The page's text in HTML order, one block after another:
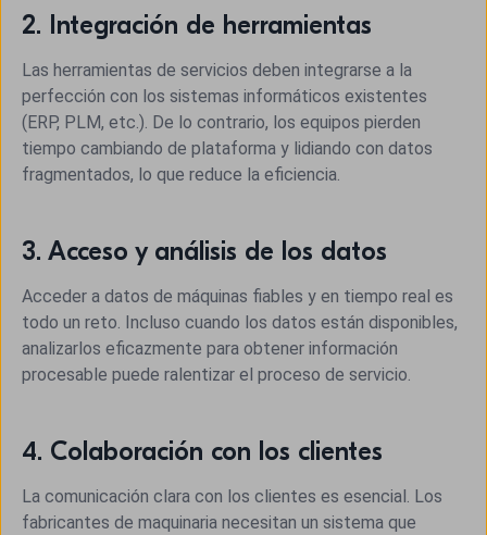
2. Integración de herramientas
Las herramientas de servicios deben integrarse a la
perfección con los sistemas informáticos existentes
(ERP, PLM, etc.). De lo contrario, los equipos pierden
tiempo cambiando de plataforma y lidiando con datos
fragmentados, lo que reduce la eficiencia.
3. Acceso y análisis de los datos
Acceder a datos de máquinas fiables y en tiempo real es
todo un reto. Incluso cuando los datos están disponibles,
analizarlos eficazmente para obtener información
procesable puede ralentizar el proceso de servicio.
4. Colaboración con los clientes
La comunicación clara con los clientes es esencial. Los
fabricantes de maquinaria necesitan un sistema que